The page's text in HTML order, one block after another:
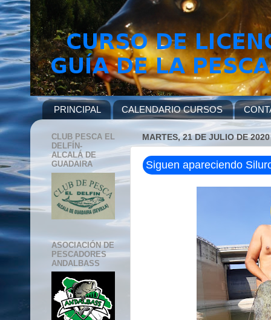
PRINCIPAL CALENDARIO CURSOS
MARTES, 21 DE JULIO DE 2020
Siguen apareciendo
CLUB PESCA EL
DELFÍN-
ALCALÁ DE
GUADAIRA
ASOCIACIÓN DE
PESCADORES
ANDALBASS